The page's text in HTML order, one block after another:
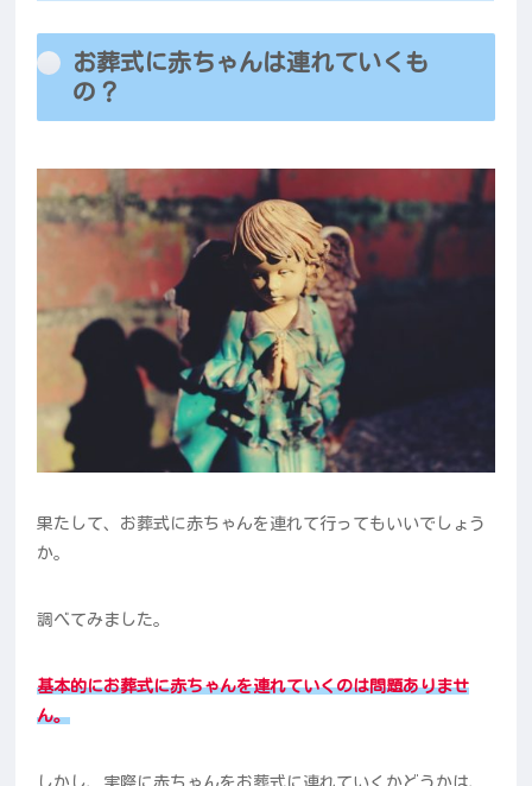
お葬式に赤ちゃんは連れていくも
の？
果たして、お葬式に赤ちゃんを連れて行ってもいいでしょう
か。
調べてみました。
基本的にお葬式に赤ちゃんを連れていくのは問題ありませ
ん。
しかし、実際に赤ちゃんをお葬式に連れていくかどうかは、